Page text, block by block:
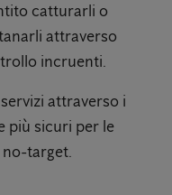
catturarli o
attraverso
incruenti.
attraverso i
più sicuri per le
no-target.